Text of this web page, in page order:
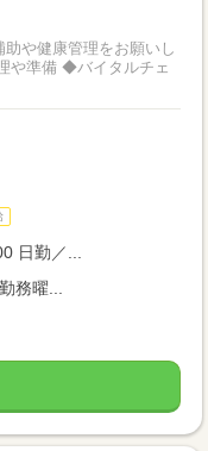
助や健康管理をお願いし
日勤／...
務曜...